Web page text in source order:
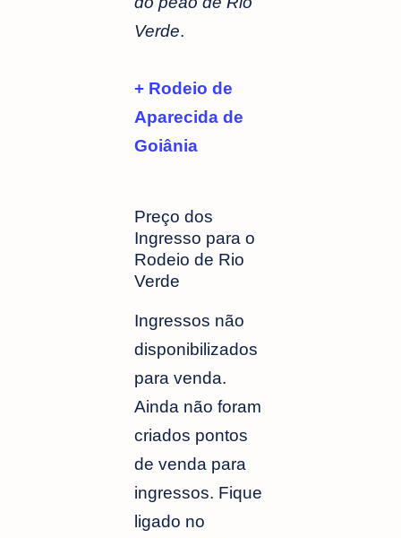
Verde.
+ Rodeio de
Aparecida de
Goiânia
Preço dos
Ingresso para o
Rodeio de Rio
Verde
Ingressos não
disponibilizados
para venda.
Ainda não foram
criados pontos
de venda para
ingressos. Fique
ligado no